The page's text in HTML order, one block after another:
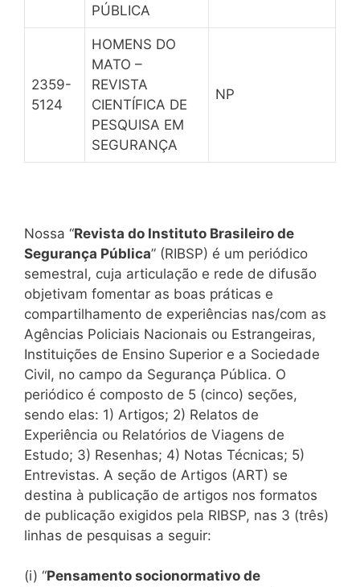
PÚBLICA
2359-
5124
HOMENS DO
MATO –
REVISTA
CIENTÍFICA DE
PESQUISA EM
SEGURANÇA
NP
Nossa “Revista do Instituto Brasileiro de
Segurança Pública” (RIBSP) é um periódico
semestral, cuja articulação e rede de difusão
objetivam fomentar as boas práticas e
compartilhamento de experiências nas/com as
Agências Policiais Nacionais ou Estrangeiras,
Instituições de Ensino Superior e a Sociedade
Civil, no campo da Segurança Pública. O
periódico é composto de 5 (cinco) seções,
sendo elas: 1) Artigos; 2) Relatos de
Experiência ou Relatórios de Viagens de
Estudo; 3) Resenhas; 4) Notas Técnicas; 5)
Entrevistas. A seção de Artigos (ART) se
destina à publicação de artigos nos formatos
de publicação exigidos pela RIBSP, nas 3 (três)
linhas de pesquisas a seguir:
(i) “Pensamento socionormativo de